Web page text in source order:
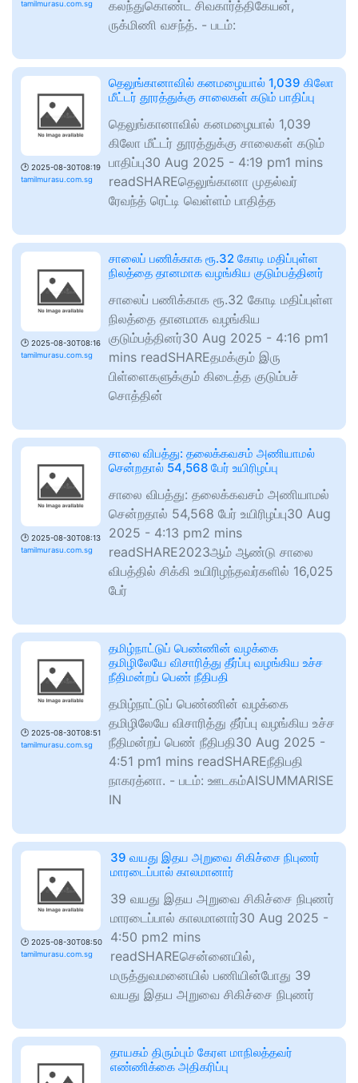
tamilmurasu.com.sg
கலந்துகொண்ட சிவகார்த்திகேயன்,
ருக்மிணி வசந்த். - படம்:
🕑 2025-08-30T08:19
tamilmurasu.com.sg
தெலுங்கானாவில் கனமழையால் 1,039 கிலோ
மீட்டர் தூரத்துக்கு சாலைகள் கடும் பாதிப்பு
தெலுங்கானாவில் கனமழையால் 1,039
கிலோ மீட்டர் தூரத்துக்கு சாலைகள் கடும்
பாதிப்பு30 Aug 2025 - 4:19 pm1 mins
readSHAREதெலுங்கானா முதல்​வர்
ரேவந்த் ரெட்​டி வெள்​ளம் பாதித்த
🕑 2025-08-30T08:16
tamilmurasu.com.sg
சாலைப் பணிக்காக ரூ.32 கோடி மதிப்புள்ள
நிலத்தை தானமாக வழங்கிய குடும்பத்தினர்
சாலைப் பணிக்காக ரூ.32 கோடி மதிப்புள்ள
நிலத்தை தானமாக வழங்கிய
குடும்பத்தினர்30 Aug 2025 - 4:16 pm1
mins readSHAREதமக்கும் இரு
பிள்ளைகளுக்கும் கிடைத்த குடும்பச்
சொத்தின்
🕑 2025-08-30T08:13
tamilmurasu.com.sg
சாலை விபத்து: தலைக்கவசம் அணியாமல்
சென்றதால் 54,568 பேர் உயிரிழப்பு
சாலை விபத்து: தலைக்கவசம் அணியாமல்
சென்றதால் 54,568 பேர் உயிரிழப்பு30 Aug
2025 - 4:13 pm2 mins
readSHARE2023ஆம் ஆண்டு சாலை
விபத்தில் சிக்கி உயிரிழந்தவர்களில் 16,025
பேர்
🕑 2025-08-30T08:51
tamilmurasu.com.sg
தமிழ்நாட்டுப் பெண்ணின் வழக்கை
தமிழிலேயே விசாரித்து தீர்ப்பு வழங்கிய உச்ச
நீதிமன்றப் பெண் நீதிபதி
தமிழ்நாட்டுப் பெண்ணின் வழக்கை
தமிழிலேயே விசாரித்து தீர்ப்பு வழங்கிய உச்ச
நீதிமன்றப் பெண் நீதிபதி30 Aug 2025 -
4:51 pm1 mins readSHAREநீதிபதி
நாகரத்னா. - படம்: ஊடகம்AISUMMARISE
IN
🕑 2025-08-30T08:50
tamilmurasu.com.sg
39 வயது இதய அறுவை சிகிச்சை நிபுணர்
மாரடைப்பால் காலமானார்
39 வயது இதய அறுவை சிகிச்சை நிபுணர்
மாரடைப்பால் காலமானார்30 Aug 2025 -
4:50 pm2 mins
readSHAREசென்னையில்,
மருத்துவமனையில் பணியின்போது 39
வயது இதய அறுவை சிகிச்சை நிபுணர்
தாயகம் திரும்பும் கேரள மாநிலத்தவர்
எண்ணிக்கை அதிகரிப்பு